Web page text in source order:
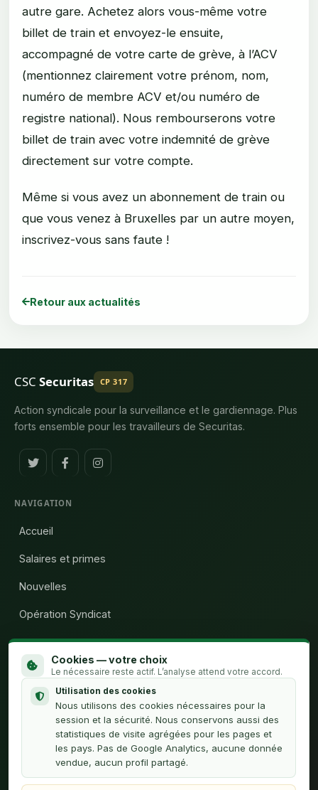
autre gare. Achetez alors vous-même votre
billet de train et envoyez-le ensuite,
accompagné de votre carte de grève, à l’ACV
(mentionnez clairement votre prénom, nom,
numéro de membre ACV et/ou numéro de
registre national). Nous rembourserons votre
billet de train avec votre indemnité de grève
directement sur votre compte.
Même si vous avez un abonnement de train ou
que vous venez à Bruxelles par un autre moyen,
inscrivez-vous sans faute !
Retour aux actualités
CSC Securitas CP 317
Action syndicale pour la surveillance et le gardiennage. Plus
forts ensemble pour les travailleurs de Securitas.
NAVIGATION
Accueil
Salaires et primes
Nouvelles
Opération Syndicat
Qui sommes-nous
Calculateur H.C.
Contact
À PROPOS
Politique de confidentialité
Cookies — votre choix
Le nécessaire reste actif. L’analyse attend votre accord.
Utilisation des cookies
Nous utilisons des cookies nécessaires pour la
session et la sécurité. Nous conservons aussi des
statistiques de visite agrégées pour les pages et
les pays. Pas de Google Analytics, aucune donnée
vendue, aucun profil partagé.